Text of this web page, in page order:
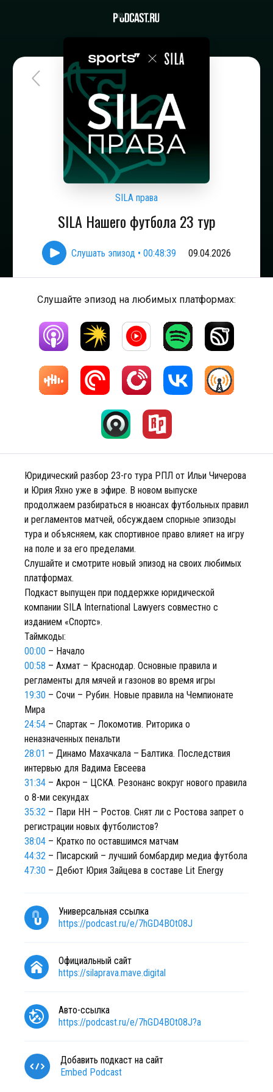
SILA права
SILA Нашего футбола 23 тур
Слушать эпизод • 00:48:39 09.04.2026
Слушайте эпизод на любимых платформах:
Юридический разбор 23-го тура РПЛ от Ильи Чичерова
и Юрия Яхно уже в эфире. В новом выпуске
продолжаем разбираться в нюансах футбольных правил
и регламентов матчей, обсуждаем спорные эпизоды
тура и объясняем, как спортивное право влияет на игру
на поле и за его пределами.
Слушайте и смотрите новый эпизод на своих любимых
платформах.
Подкаст выпущен при поддержке юридической
компании SILA International Lawyers совместно с
изданием «Спортс».
Таймкоды:
00:00 – Начало
00:58 – Ахмат – Краснодар. Основные правила и
регламенты для мячей и газонов во время игры
19:30 – Сочи – Рубин. Новые правила на Чемпионате
Мира
24:54 – Спартак – Локомотив. Риторика о
неназначенных пенальти
28:01 – Динамо Махачкала – Балтика. Последствия
интервью для Вадима Евсеева
31:34 – Акрон – ЦСКА. Резонанс вокруг нового правила
о 8-ми секундах
35:32 – Пари НН – Ростов. Снят ли с Ростова запрет о
регистрации новых футболистов?
38:04 – Кратко по оставшимся матчам
44:32 – Писарский – лучший бомбардир медиа футбола
47:30 – Дебют Юрия Зайцева в составе Lit Energy
Универсальная ссылка
https://podcast.ru/e/7hGD4BOt08J
Официальный сайт
https://silaprava.mave.digital
Авто-ссылка
https://podcast.ru/e/7hGD4BOt08J?a
Добавить подкаст на сайт
Embed Podcast